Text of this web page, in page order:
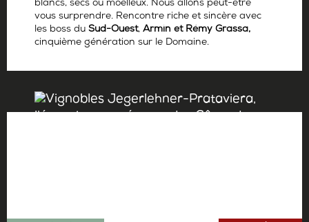
blancs, secs ou moelleux. Nous allons peut-être
vous surprendre. Rencontre riche et sincère avec
les boss du Sud-Ouest, Armin et Rémy Grassa,
cinquième génération sur le Domaine.